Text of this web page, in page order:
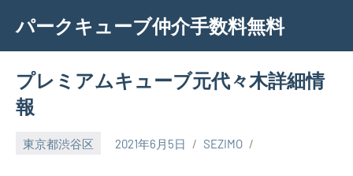
content
パークキューブ仲介手数料無料
プレミアムキューブ元代々木詳細情
報
東京都渋谷区 2021年6月5日 SEZIMO